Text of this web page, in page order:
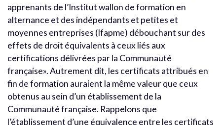
apprenants de l’Institut wallon de formation en
alternance et des indépendants et petites et
moyennes entreprises (Ifapme) débouchant sur des
effets de droit équivalents à ceux liés aux
certifications délivrées par la Communauté
française». Autrement dit, les certificats attribués en
fin de formation auraient la même valeur que ceux
obtenus au sein d’un établissement de la
Communauté française. Rappelons que
l’établissement d’une équivalence entre les certificats